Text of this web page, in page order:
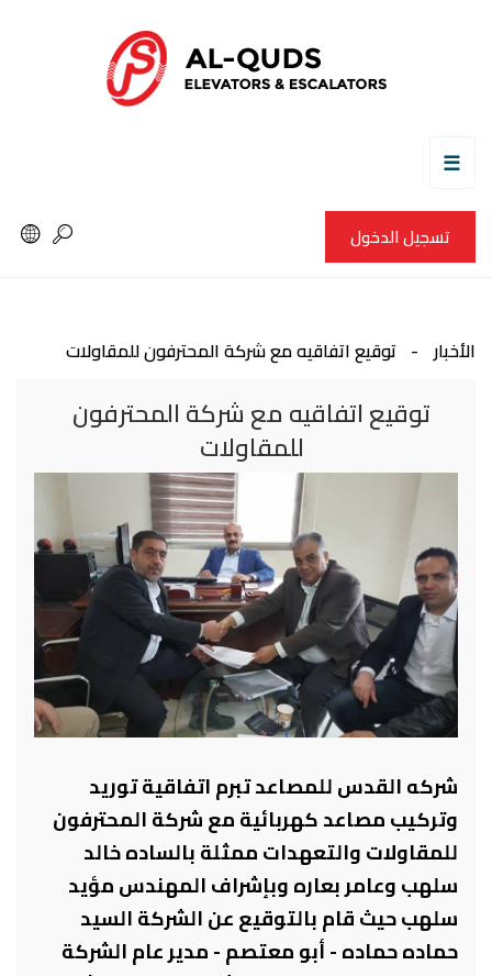
☰
تسجيل الدخول
الأخبار توقيع اتفاقيه مع شركة المحترفون للمقاولات
توقيع اتفاقيه مع شركة المحترفون
للمقاولات
شركه القدس للمصاعد تبرم اتفاقية توريد
وتركيب مصاعد كهربائية مع شركة المحترفون
للمقاولات والتعهدات ممثلة بالساده خالد
سلهب وعامر بعاره وبإشراف المهندس مؤيد
سلهب حيث قام بالتوقيع عن الشركة السيد
حماده حماده - أبو معتصم - مدير عام الشركة